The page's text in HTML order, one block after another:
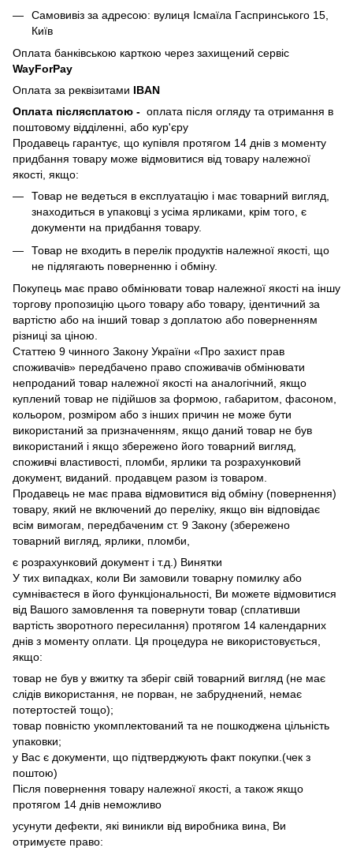
Самовивіз за адресою: вулиця Ісмаїла Гаспринського 15,
Київ
Оплата банківською карткою через захищений сервіс
WayForPay
Оплата за реквізитами IBAN
Оплата післясплатою - оплата після огляду та отримання в
поштовому відділенні, або кур'єру
Продавець гарантує, що купівля протягом 14 днів з моменту
придбання товару може відмовитися від товару належної
якості, якщо:
Товар не ведеться в експлуатацію і має товарний вигляд,
знаходиться в упаковці з усіма ярликами, крім того, є
документи на придбання товару.
Товар не входить в перелік продуктів належної якості, що
не підлягають поверненню і обміну.
Покупець має право обмінювати товар належної якості на іншу
торгову пропозицію цього товару або товару, ідентичний за
вартістю або на інший товар з доплатою або поверненням
різниці за ціною.
Статтею 9 чинного Закону України «Про захист прав
споживачів» передбачено право споживачів обмінювати
непроданий товар належної якості на аналогічний, якщо
куплений товар не підійшов за формою, габаритом, фасоном,
кольором, розміром або з інших причин не може бути
використаний за призначенням, якщо даний товар не був
використаний і якщо збережено його товарний вигляд,
споживчі властивості, пломби, ярлики та розрахунковий
документ, виданий. продавцем разом із товаром.
Продавець не має права відмовитися від обміну (повернення)
товару, який не включений до переліку, якщо він відповідає
всім вимогам, передбаченим ст. 9 Закону (збережено
товарний вигляд, ярлики, пломби,
є розрахунковий документ і т.д.) Винятки
У тих випадках, коли Ви замовили товарну помилку або
сумніваєтеся в його функціональності, Ви можете відмовитися
від Вашого замовлення та повернути товар (сплативши
вартість зворотного пересилання) протягом 14 календарних
днів з моменту оплати. Ця процедура не використовується,
якщо:
товар не був у вжитку та зберіг свій товарний вигляд (не має
слідів використання, не порван, не забруднений, немає
потертостей тощо);
товар повністю укомплектований та не пошкоджена цільність
упаковки;
у Вас є документи, що підтверджують факт покупки.(чек з
поштою)
Після повернення товару належної якості, а також якщо
протягом 14 днів неможливо
усунути дефекти, які виникли від виробника вина, Ви
отримуєте право: